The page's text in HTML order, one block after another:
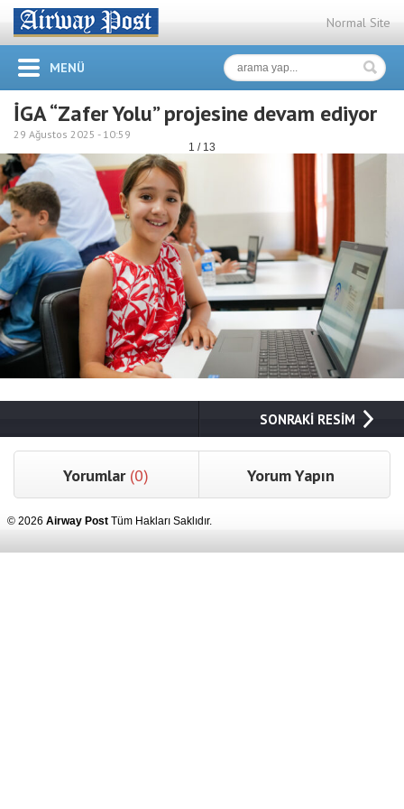
Normal Site
MENÜ
İGA “Zafer Yolu” projesine devam ediyor
29 Ağustos 2025 - 10:59
1 / 13
SONRAKİ RESİM
Yorumlar (0) Yorum Yapın
© 2026 Airway Post Tüm Hakları Saklıdır.